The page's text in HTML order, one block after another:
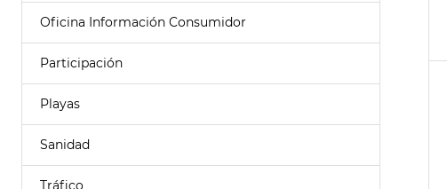
Oficina Información Consumidor
Participación
Playas
Sanidad
Tráfico